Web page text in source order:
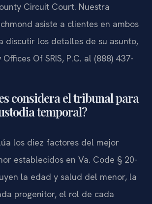
Circuit Court. Nuestra
asiste a clientes en ambos
discutir los detalles de su asunto,
Of SRIS, P.C. al (888) 437-
considera el tribunal para
temporal?
los diez factores del mejor
establecidos en Va. Code § 20-
la edad y salud del menor, la
progenitor, el rol de cada